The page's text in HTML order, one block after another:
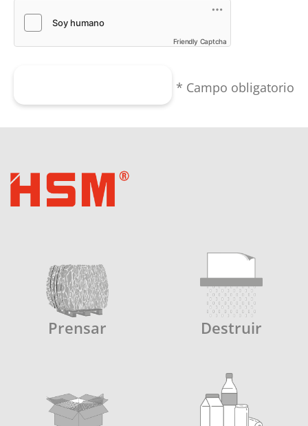
Friendly Captcha
* Campo obligatorio
Prensar Destruir